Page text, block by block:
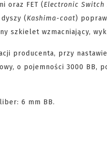
oraz FET (Electronic Switch
(Kashima-coat)
szkielet wzmacniający,
producenta, przy
o pojemności 3000 BB,
6 mm BB.